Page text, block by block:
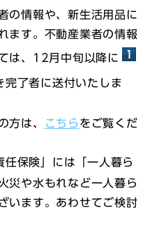
の情報や、新生活用品に
ます。不動産業者の情報
は、12月中旬以降に
完了者に送付いたしま
方は、
こちら をご覧くだ
任保険」には「一人暮ら
災や水もれなど一人暮ら
います。あわせてご検討